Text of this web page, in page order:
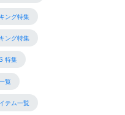
ング特集
ング特集
特集
覧
テム一覧